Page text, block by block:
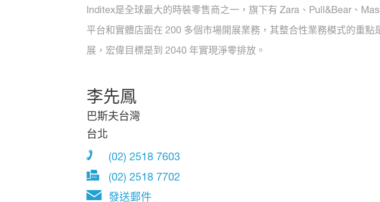
Inditex是全球最大的時裝零售商之一，旗下有 Zara、Pull&Bear、
平台和實體店面在 200 多個市場開展業務，其整合性業務模式的重
展，宏偉目標是到 2040 年實現淨零排放。
李先鳳
巴斯夫台灣
台北
(02) 2518 7603
(02) 2518 7702
發送郵件